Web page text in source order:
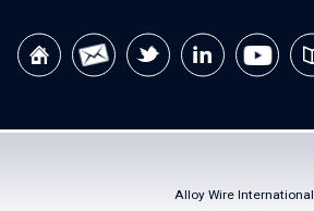
Alloy Wire International